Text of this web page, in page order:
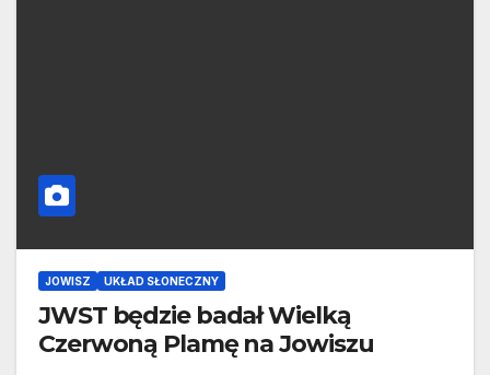
JOWISZ UKŁAD SŁONECZNY
JWST będzie badał Wielką
Czerwoną Plamę na Jowiszu